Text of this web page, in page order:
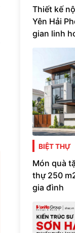
Thiết kế
Yên Hải
gian linh
BIỆT THỰ
Món quà
thự 250
gia đình